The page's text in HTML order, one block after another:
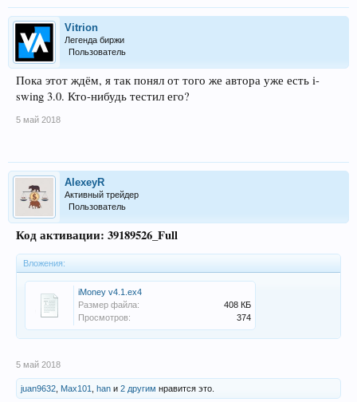
Vitrion
Легенда биржи
Пользователь
Пока этот ждём, я так понял от того же автора уже есть i-
swing 3.0. Кто-нибудь тестил его?
5 май 2018
AlexeyR
Активный трейдер
Пользователь
Код активации: 39189526_Full
Вложения:
iMoney v4.1.ex4
Размер файла:
408 КБ
Просмотров:
374
5 май 2018
juan9632 Max101 han и 2 другим нравится это.